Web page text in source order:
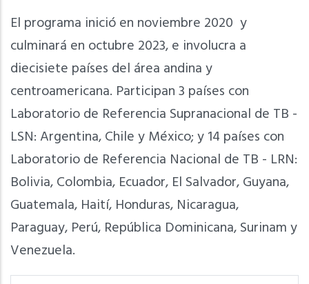
El programa inició en noviembre 2020 y
culminará en octubre 2023, e involucra a
diecisiete países del área andina y
centroamericana. Participan 3 países con
Laboratorio de Referencia Supranacional de TB -
LSN: Argentina, Chile y México; y 14 países con
Laboratorio de Referencia Nacional de TB - LRN:
Bolivia, Colombia, Ecuador, El Salvador, Guyana,
Guatemala, Haití, Honduras, Nicaragua,
Paraguay, Perú, República Dominicana, Surinam y
Venezuela.